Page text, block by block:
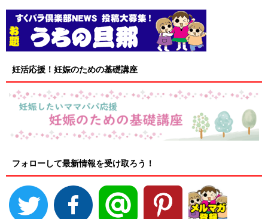
妊活応援！妊娠のための基礎講座
フォローして最新情報を受け取ろう！